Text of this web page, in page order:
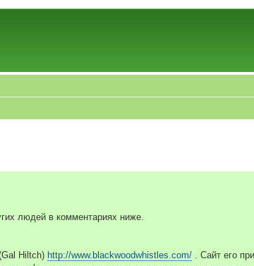
людей в комментариях ниже.
Hiltch) http://www.blackwoodwhistles.com/ . Сайт его